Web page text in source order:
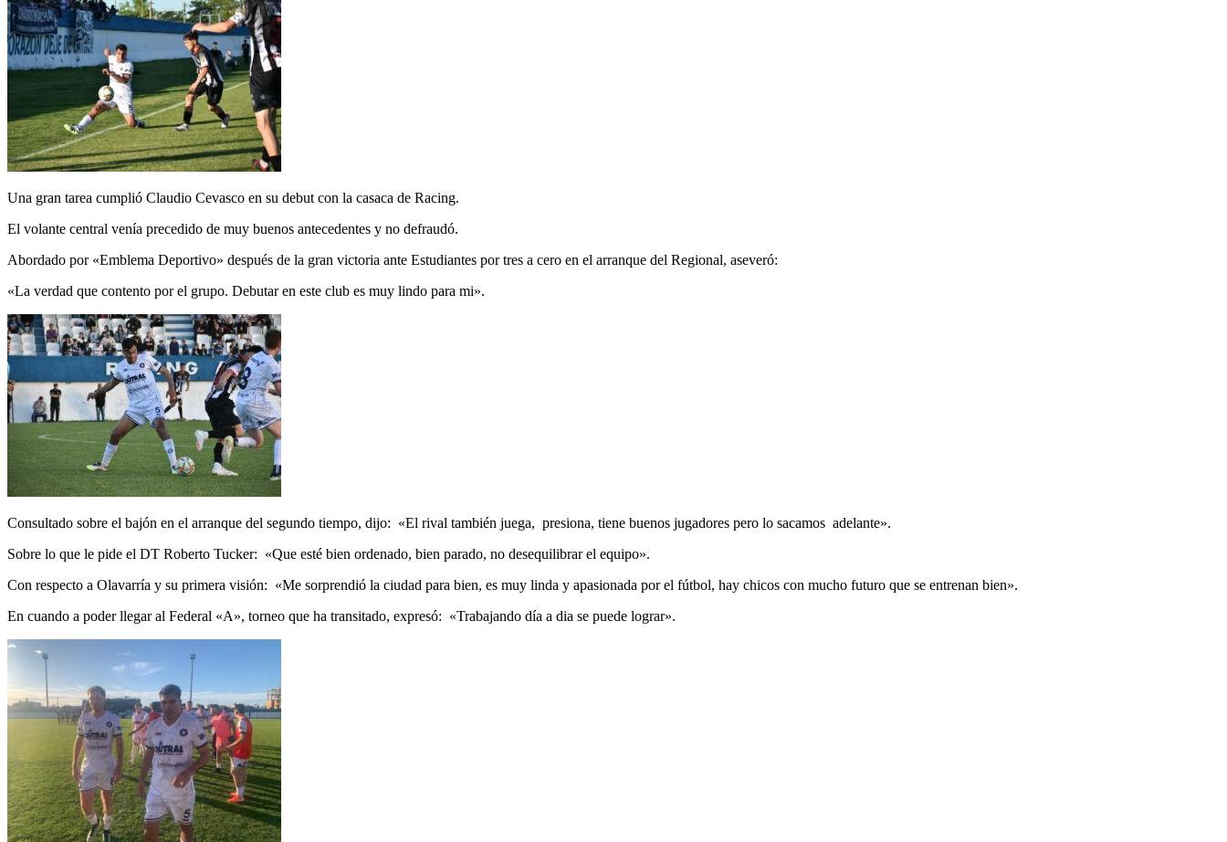
Una gran tarea cumplió Claudio Cevasco en su debut con la casaca de Racing.
El volante central venía precedido de muy buenos antecedentes y no defraudó.
Abordado por «Emblema Deportivo» después de la gran victoria ante Estudiantes por tres a cero en el arranque del Regional, aseveró:
«La verdad que contento por el grupo. Debutar en este club es muy lindo para mi».
Consultado sobre el bajón en el arranque del segundo tiempo, dijo: «El rival también juega, presiona, tiene buenos jugadores pero lo sacamos adelante».
Sobre lo que le pide el DT Roberto Tucker: «Que esté bien ordenado, bien parado, no desequilibrar el equipo».
Con respecto a Olavarría y su primera visión: «Me sorprendió la ciudad para bien, es muy linda y apasionada por el fútbol, hay chicos con mucho futuro que se entrenan bien».
En cuando a poder llegar al Federal «A», torneo que ha transitado, expresó: «Trabajando día a dia se puede lograr».